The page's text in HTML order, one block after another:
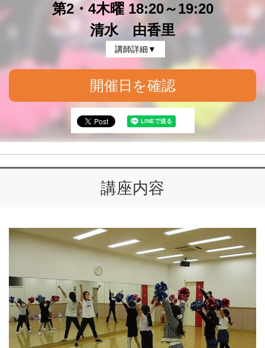
第2・4木曜 18:20～19:20
清水 由香里
講師詳細▼
開催日を確認
講座内容